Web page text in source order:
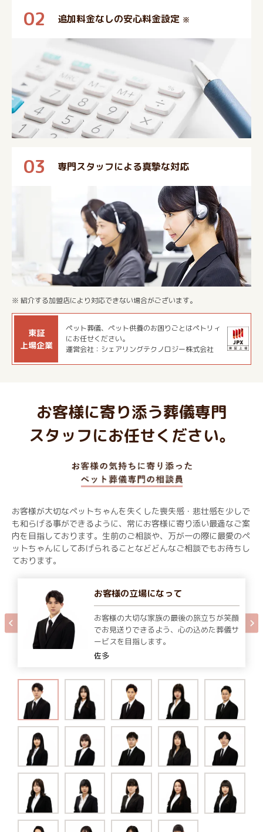
02 追加料金なしの安心料金設定 ※
03 専門スタッフによる真摯な対応
※ 紹介する加盟店により対応できない場合がございます。
東証
上場企業
ペット葬儀、ペット供養のお困りごとはペトリィ
にお任せください。
運営会社：シェアリングテクノロジー株式会社
お客様に寄り添う葬儀専門
スタッフにお任せください。
お客様が大切なペットちゃんを失くした喪失感・悲壮感を少しで
も和らげる事ができるように、常にお客様に寄り添い最適なご案
内を目指しております。生前のご相談や、万が一の際に最愛のペ
ットちゃんにしてあげられることなどどんなご相談でもお待ちし
ております。
お客様の立場になって
お客様の大切な家族の最後の旅立ちが笑顔
でお見送りできるよう、心の込めた葬儀サ
ービスを目指します。
佐多